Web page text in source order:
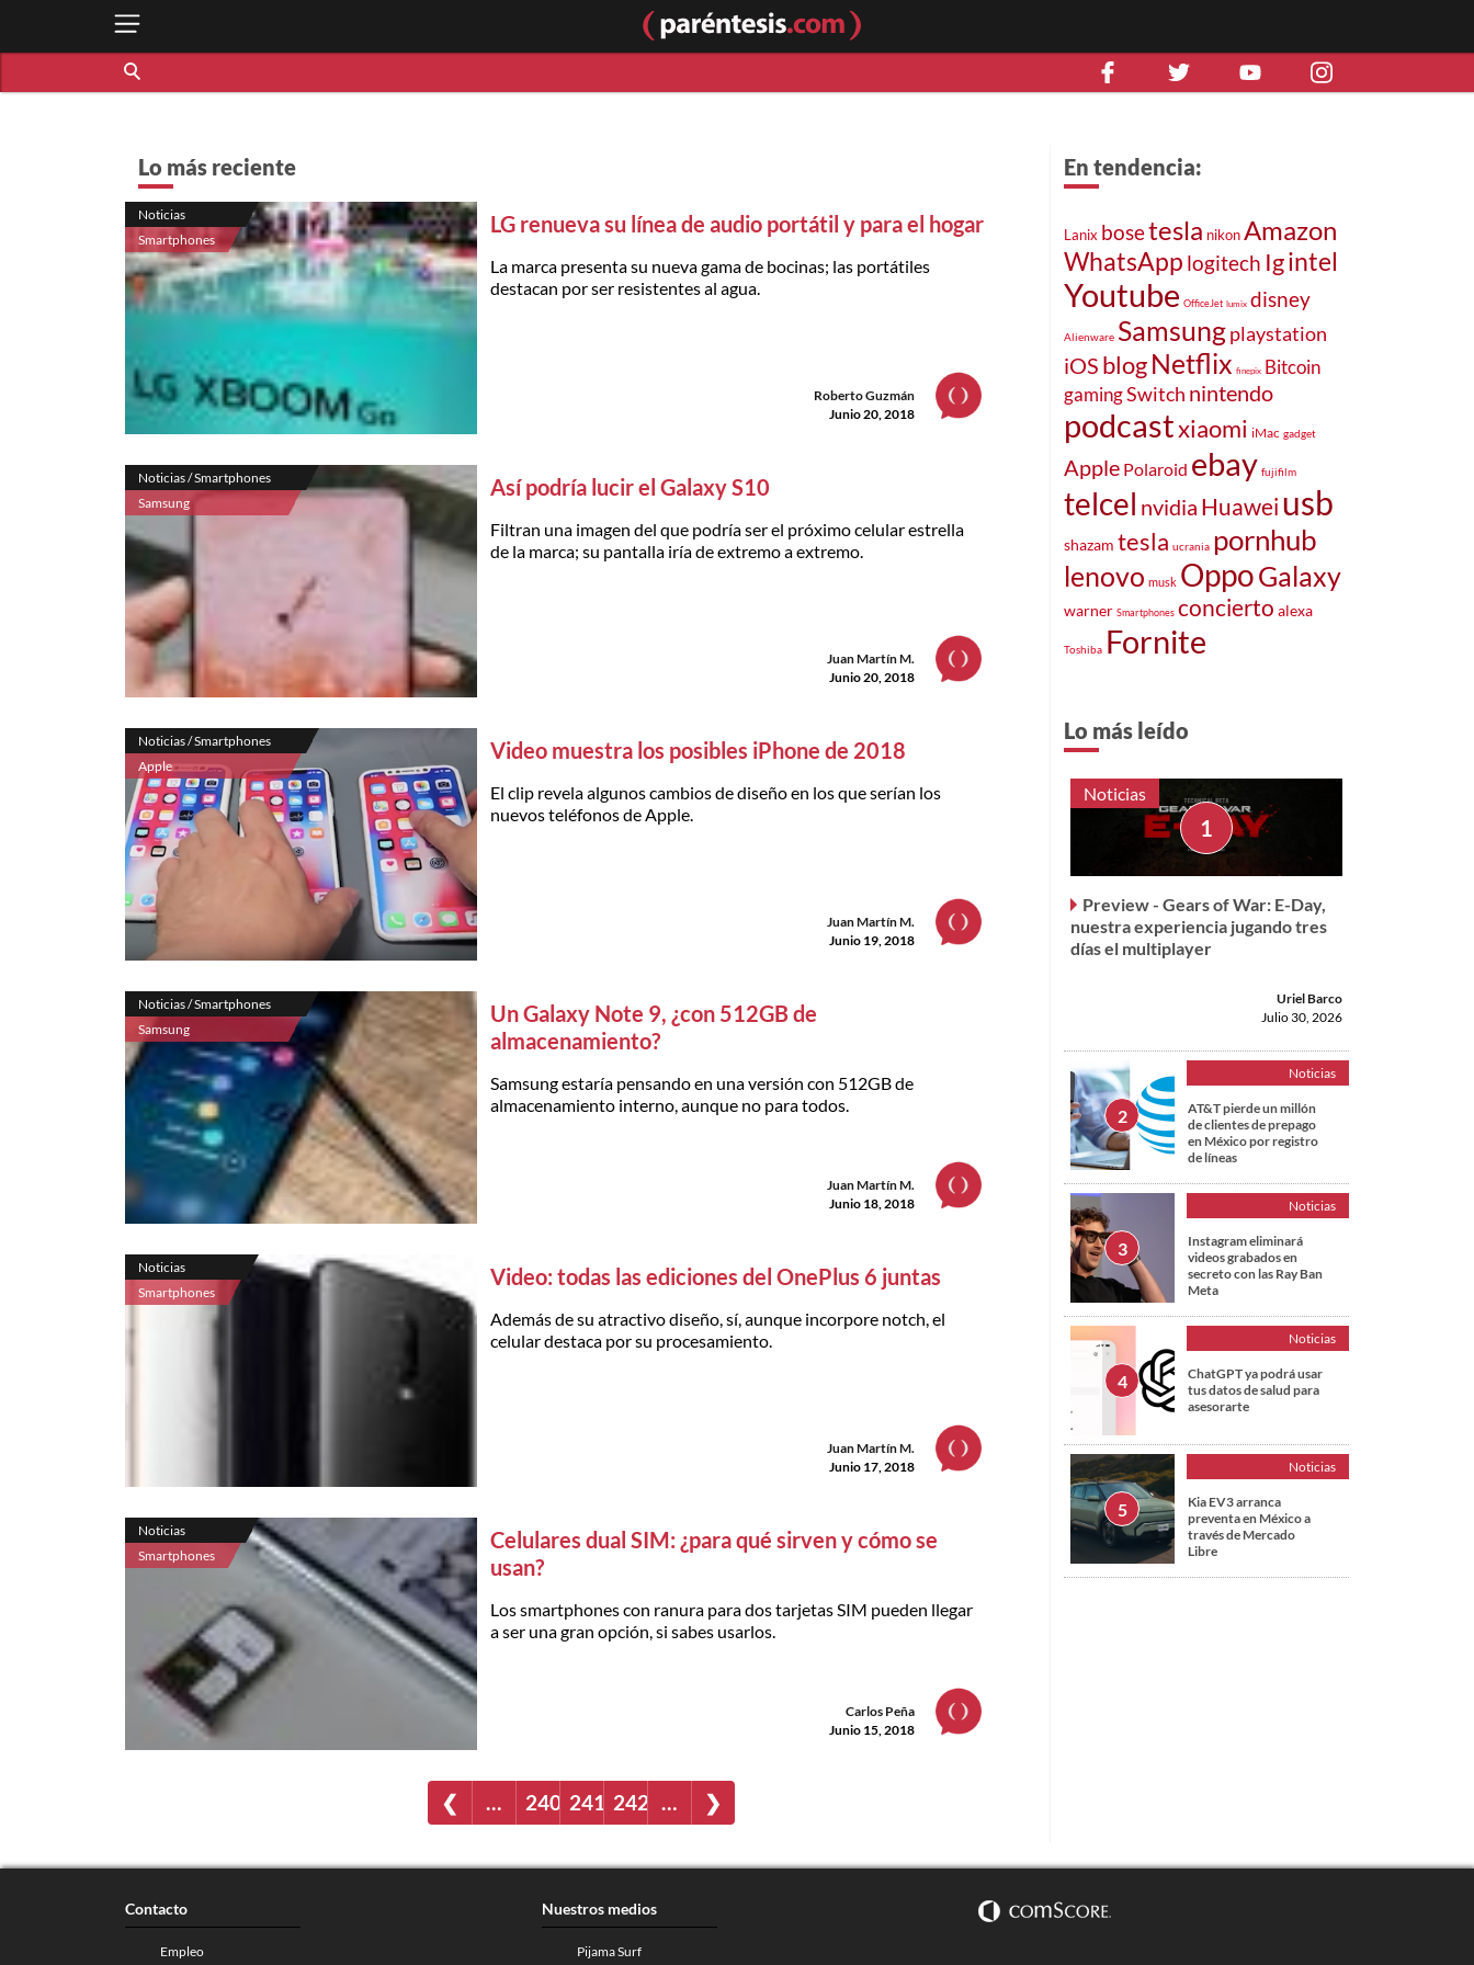
Lo más reciente
Noticias
Smartphones
LG renueva su línea de audio portátil y para el hogar
La marca presenta su nueva gama de bocinas; las portátiles
destacan por ser resistentes al agua.
Roberto Guzmán
Junio 20, 2018
Noticias / Smartphones
Samsung
Así podría lucir el Galaxy S10
Filtran una imagen del que podría ser el próximo celular estrella
de la marca; su pantalla iría de extremo a extremo.
Juan Martín M.
Junio 20, 2018
Noticias / Smartphones
Apple
Video muestra los posibles iPhone de 2018
El clip revela algunos cambios de diseño en los que serían los
nuevos teléfonos de Apple.
Juan Martín M.
Junio 19, 2018
Noticias / Smartphones
Samsung
Un Galaxy Note 9, ¿con 512GB de
almacenamiento?
Samsung estaría pensando en una versión con 512GB de
almacenamiento interno, aunque no para todos.
Juan Martín M.
Junio 18, 2018
Noticias
Smartphones
Video: todas las ediciones del OnePlus 6 juntas
Además de su atractivo diseño, sí, aunque incorpore notch, el
celular destaca por su procesamiento.
Juan Martín M.
Junio 17, 2018
Noticias
Smartphones
Celulares dual SIM: ¿para qué sirven y cómo se
usan?
Los smartphones con ranura para dos tarjetas SIM pueden llegar
a ser una gran opción, si sabes usarlos.
Carlos Peña
Junio 15, 2018
❮ … 240 241 242 … ❯
En tendencia:
Lanix bosetesla nikonAmazon
WhatsApp logitech Igintel
Youtube OfficeJet lumix disney
Alienware Samsungplaystation
iOS blogNetflix finepix Bitcoin
gamingSwitch nintendo
podcastxiaomi iMac gadget
Apple Polaroid ebay fujifilm
telcel nvidia Huawei usb
shazam tesla ucrania pornhub
lenovo musk OppoGalaxy
warner Smartphones concierto alexa
Toshiba Fornite
Lo más leído
Noticias
Preview - Gears of War: E-Day,
nuestra experiencia jugando tres
días el multiplayer
Uriel Barco
Julio 30, 2026
Noticias
AT&T pierde un millón
de clientes de prepago
en México por registro
de líneas
Noticias
Instagram eliminará
videos grabados en
secreto con las Ray Ban
Meta
Noticias
ChatGPT ya podrá usar
tus datos de salud para
asesorarte
Noticias
Kia EV3 arranca
preventa en México a
través de Mercado
Libre
Contacto
Empleo
Nuestros medios
Pijama Surf